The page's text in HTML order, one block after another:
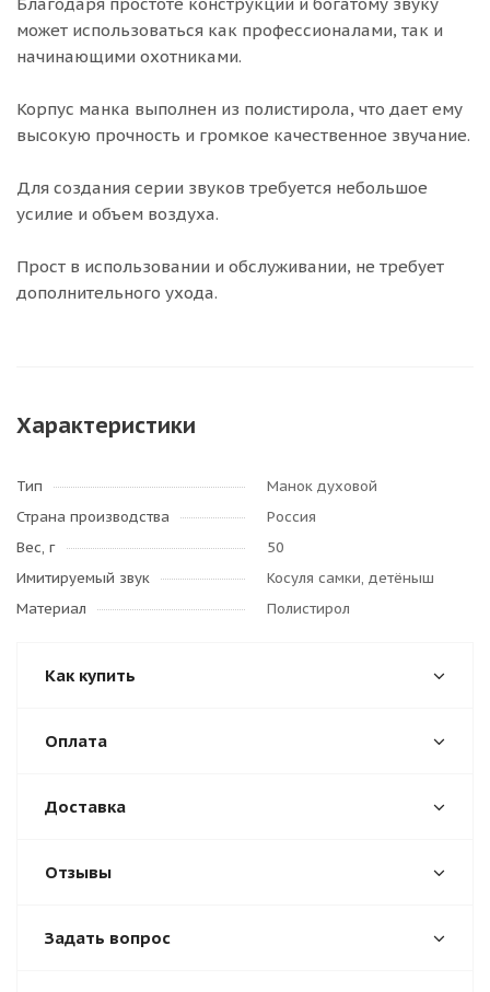
может использоваться как профессионалами, так и
начинающими охотниками.
Корпус манка выполнен из полистирола, что дает ему
высокую прочность и громкое качественное звучание.
Для создания серии звуков требуется небольшое
усилие и объем воздуха.
Прост в использовании и обслуживании, не требует
дополнительного ухода.
Характеристики
Тип
Манок духовой
Страна производства
Россия
Вес, г
50
Имитируемый звук
Косуля самки, детёныш
Материал
Полистирол
Как купить
Оплата
Доставка
Отзывы
Задать вопрос